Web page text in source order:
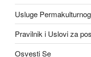
Usluge
Pravilnik i Uslovi za
Osvesti Se